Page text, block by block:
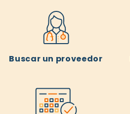
Buscar un proveedor